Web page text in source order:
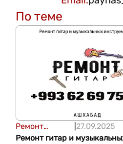
По теме
Ремонт
техники
27.09.2025
Ремонт гитар и